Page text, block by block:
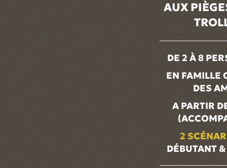
AUX
DE 2 À 8
EN FAMILLE
DES
A PARTIR
2
DÉBUTANT